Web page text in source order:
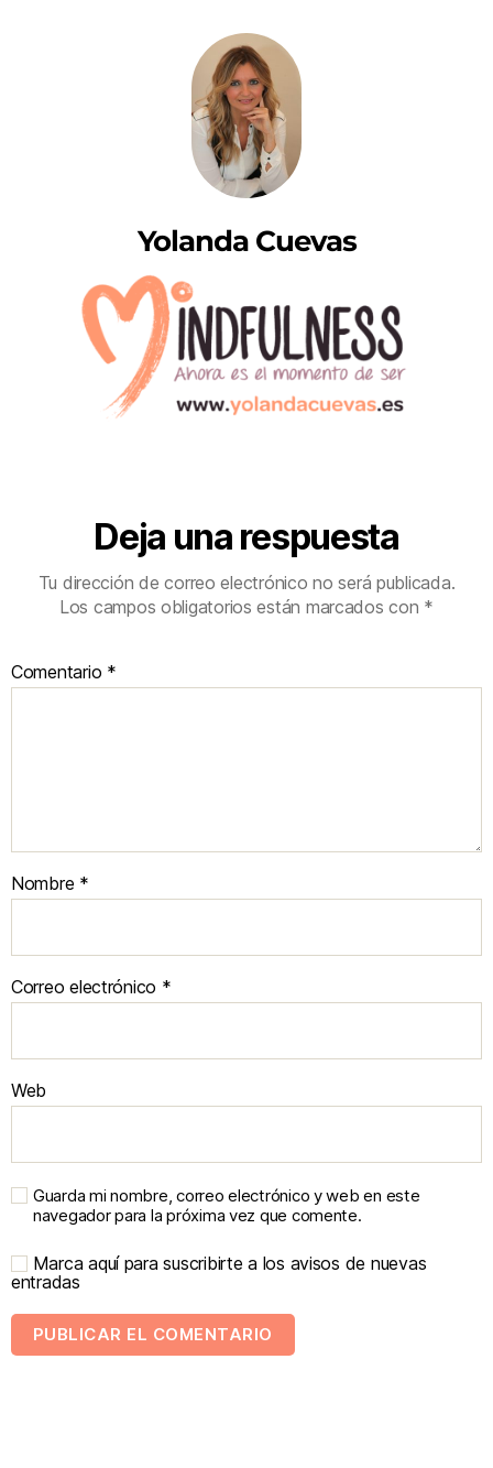
Yolanda Cuevas
Deja una respuesta
Tu dirección de correo electrónico no será publicada.
Los campos obligatorios están marcados con *
Comentario *
Nombre *
Correo electrónico *
Web
Guarda mi nombre, correo electrónico y web en este
navegador para la próxima vez que comente.
Marca aquí para suscribirte a los avisos de nuevas
entradas